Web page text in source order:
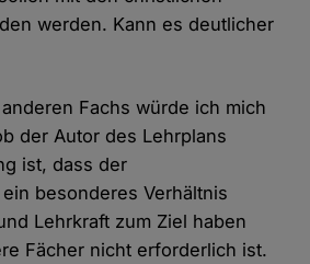
werden. Kann es deutlicher
Fachs würde ich mich
der Autor des Lehrplans
ist, dass der
besonderes Verhältnis
Lehrkraft zum Ziel haben
Fächer nicht erforderlich ist.